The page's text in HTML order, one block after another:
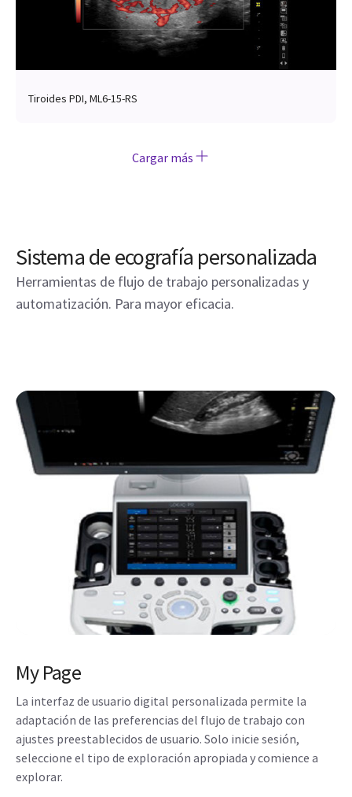
Tiroides PDI, ML6-15-RS
Cargar más
Sistema de ecografía personalizada
Herramientas de flujo de trabajo personalizadas y
automatización. Para mayor eficacia.
My Page
La interfaz de usuario digital personalizada permite la
adaptación de las preferencias del flujo de trabajo con
ajustes preestablecidos de usuario. Solo inicie sesión,
seleccione el tipo de exploración apropiada y comience a
explorar.